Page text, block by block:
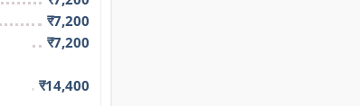
₹7,200
₹7,200
₹14,400